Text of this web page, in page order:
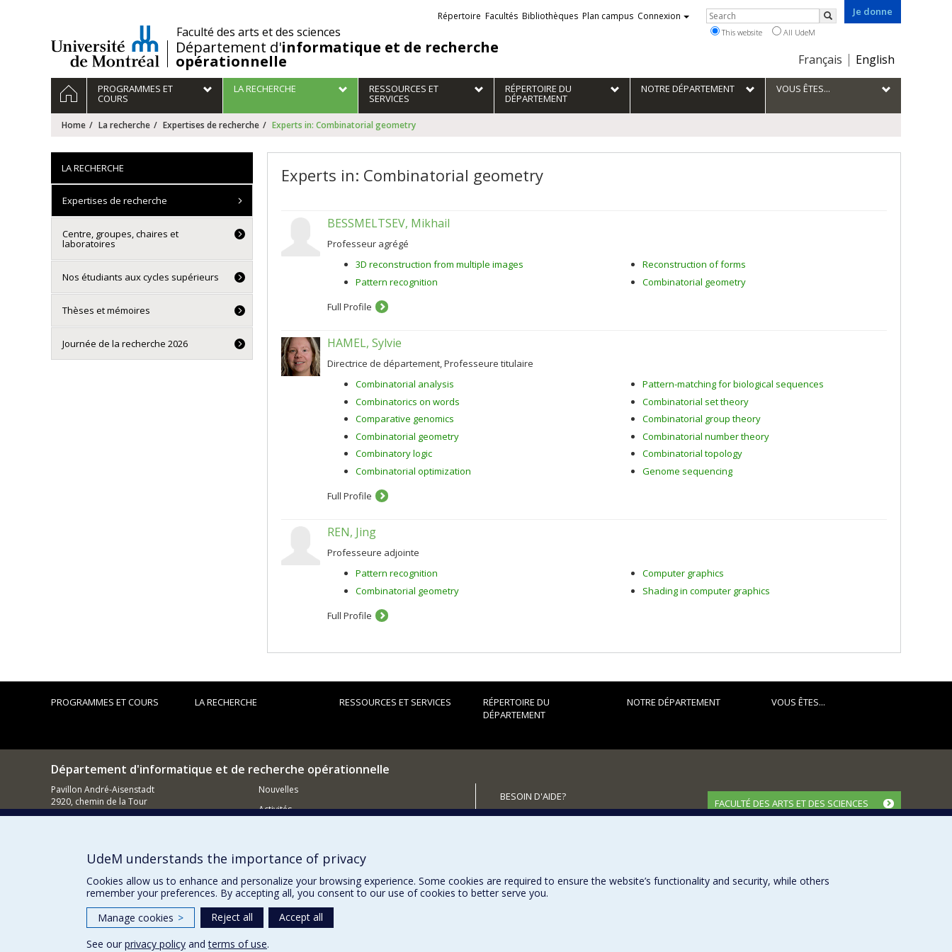
/Faculté des arts et des sciences
Département d'informatique et de recherche
opérationnelle
Je donne
Choix
la
langue
Français English
Liens
externes
Répertoire Facultés Bibliothèques Plan campus Connexion Rechercher
Search
This website All UdeM
Navigation
principale
HOMEPROGRAMMES ET
COURS
LA RECHERCHE RESSOURCES ET
SERVICES
RÉPERTOIRE DU
DÉPARTEMENT
NOTRE DÉPARTEMENT VOUS ÊTES...
Home La recherche Expertises de recherche Experts in: Combinatorial geometry
Experts in: Combinatorial geometry
BESSMELTSEV, Mikhail
Professeur agrégé
3D reconstruction from multiple images
Pattern recognition
Reconstruction of forms
Combinatorial geometry
Full Profile
HAMEL, Sylvie
Directrice de département, Professeure titulaire
Combinatorial analysis
Combinatorics on words
Comparative genomics
Combinatorial geometry
Combinatory logic
Combinatorial optimization
Pattern-matching for biological sequences
Combinatorial set theory
Combinatorial group theory
Combinatorial number theory
Combinatorial topology
Genome sequencing
Full Profile
REN, Jing
Professeure adjointe
Pattern recognition
Combinatorial geometry
Computer graphics
Shading in computer graphics
Full Profile
LA RECHERCHE
Expertises de recherche
Centre, groupes, chaires et
laboratoires
Nos étudiants aux cycles supérieurs
Thèses et mémoires
Journée de la recherche 2026
PROGRAMMES ET COURS LA RECHERCHE RESSOURCES ET SERVICES
RÉPERTOIRE DU
DÉPARTEMENT
NOTRE DÉPARTEMENT VOUS ÊTES...
Département d'informatique et de recherche opérationnelle
Pavillon André-Aisenstadt
2920, chemin de la Tour
Montréal (QC)
Nouvelles
Activités
BESOIN D'AIDE?
Plan du site
FACULTÉ DES ARTS ET DES SCIENCES
Terms of use Cookie Settings
UdeM understands the importance of privacy
Cookies allow us to enhance and personalize your browsing experience. Some cookies are required to ensure the website’s functionality and security, while others
remember your preferences. By accepting all, you consent to our use of cookies to better serve you.
Manage cookies > Reject all
Accept all
See our privacy policy andterms of use.